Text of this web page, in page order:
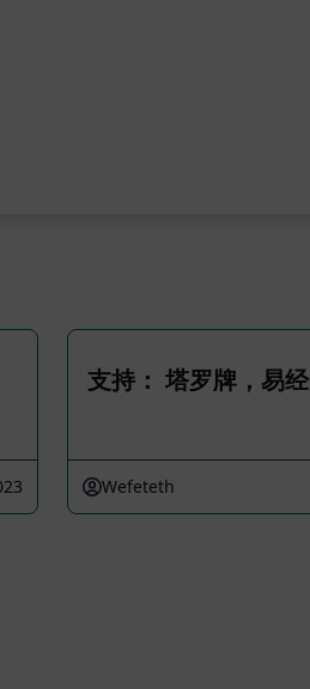
支持： 塔罗牌，易经
Wefeteth